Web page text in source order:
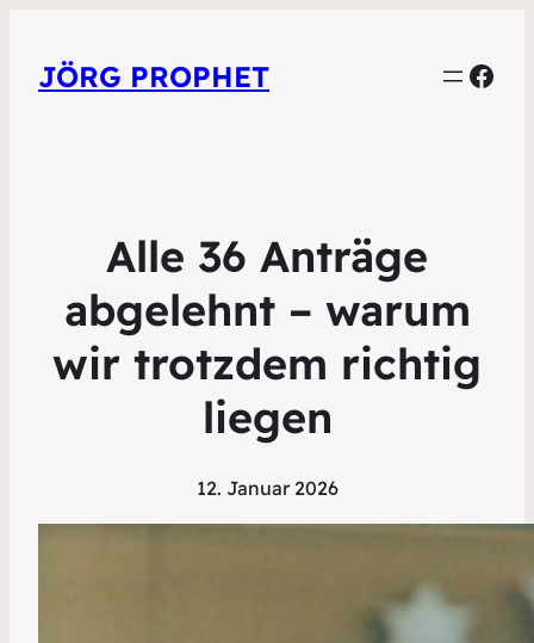
JÖRG PROPHET
Alle 36 Anträge
abgelehnt – warum
wir trotzdem richtig
liegen
12. Januar 2026